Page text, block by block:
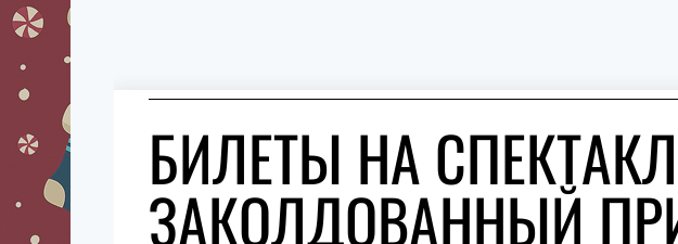
БИЛЕТЫ НА
ЗАКОЛДОВАННЫЙ